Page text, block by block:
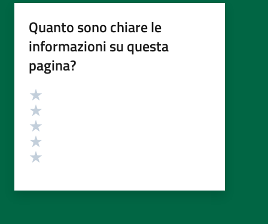
Quanto sono chiare le
informazioni su questa
pagina?
Valutazione